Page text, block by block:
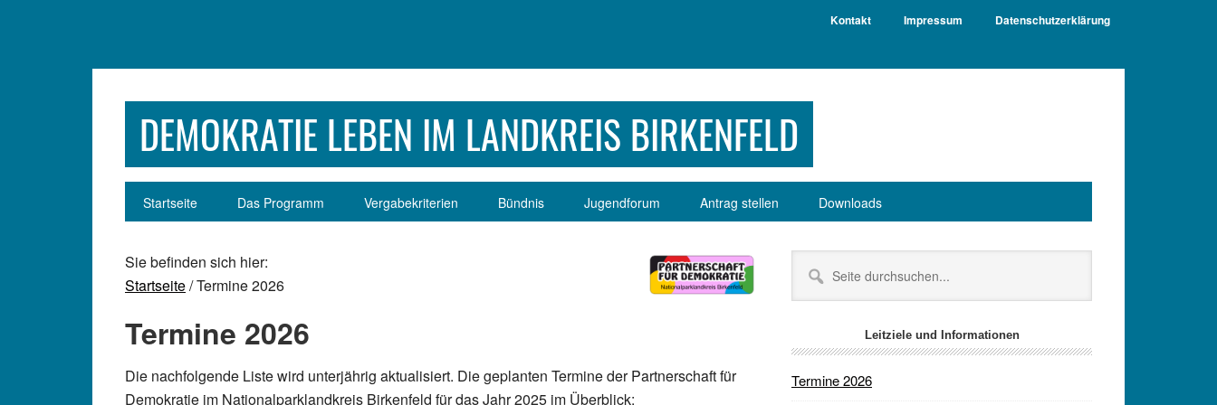
Kontakt Impressum Datenschutzerklärung
DEMOKRATIE LEBEN IM LANDKREIS BIRKENFELD
Startseite Das Programm Vergabekriterien Bündnis Jugendforum Antrag stellen Downloads
Sie befinden sich hier:
Startseite/ Termine 2026
Termine 2026
Die nachfolgende Liste wird unterjährig aktualisiert. Die geplanten Termine der Partnerschaft für
Demokratie im Nationalparklandkreis Birkenfeld für das Jahr 2025 im Überblick:
Seitenspalte
durchsuchen...
Leitziele und Informationen
Termine 2026